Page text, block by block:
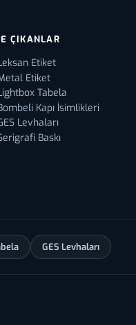
ÇIKANLAR
Etiket
Etiket
Tabela
Kapı İsimlikleri
Levhaları
Baskı
GES Levhaları